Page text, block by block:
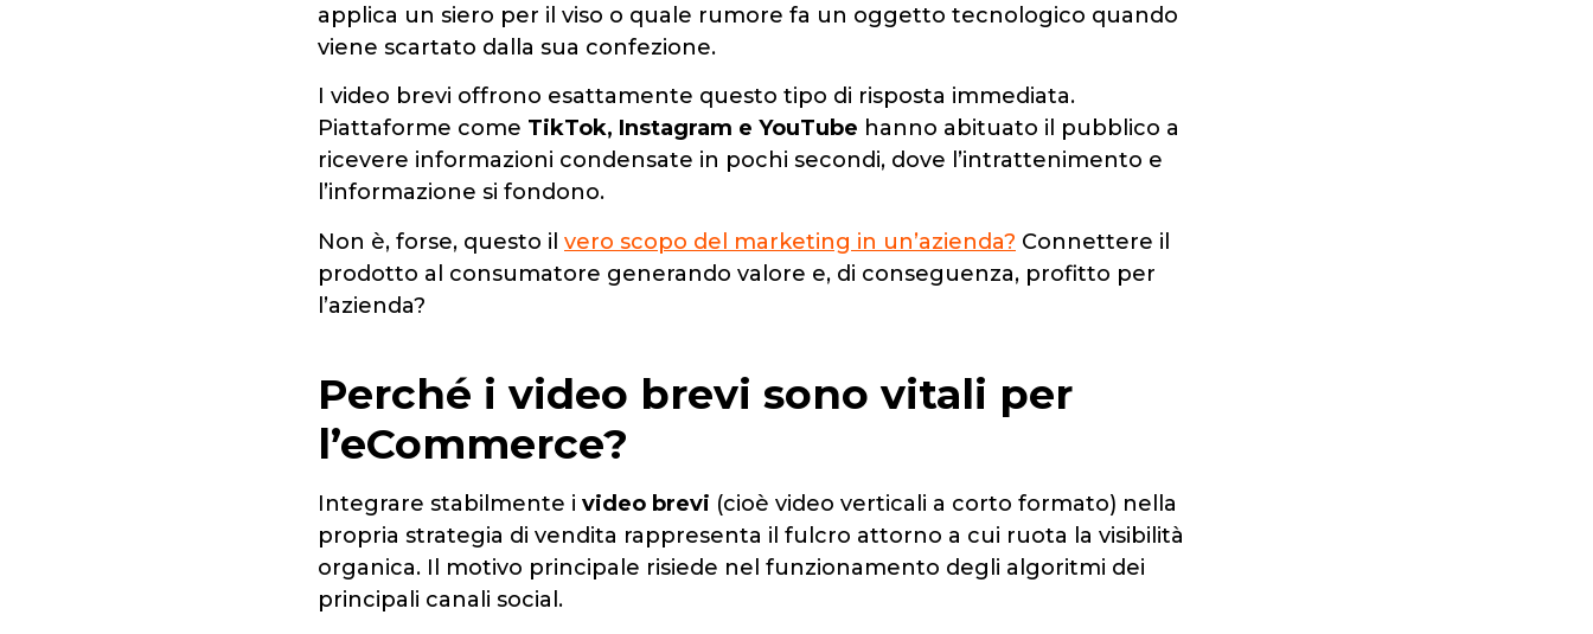
applica un siero per il viso o quale rumore fa un oggetto tecnologico quando
viene scartato dalla sua confezione.
I video brevi offrono esattamente questo tipo di risposta immediata.
Piattaforme come TikTok, Instagram e YouTube hanno abituato il pubblico a
ricevere informazioni condensate in pochi secondi, dove l’intrattenimento e
l’informazione si fondono.
Non è, forse, questo il vero scopo del marketing in un’azienda? Connettere il
prodotto al consumatore generando valore e, di conseguenza, profitto per
l’azienda?
Perché i video brevi sono vitali per
l’eCommerce?
Integrare stabilmente i video brevi (cioè video verticali a corto formato) nella
propria strategia di vendita rappresenta il fulcro attorno a cui ruota la visibilità
organica. Il motivo principale risiede nel funzionamento degli algoritmi dei
principali canali social.